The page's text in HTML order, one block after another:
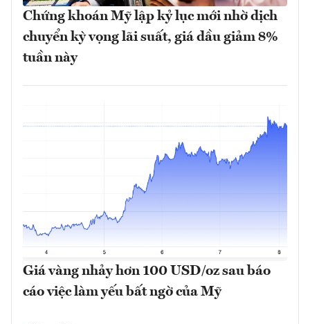
Chứng khoán Mỹ lập kỷ lục mới nhờ dịch
chuyển kỳ vọng lãi suất, giá dầu giảm 8%
tuần này
Giá vàng nhảy hơn 100 USD/oz sau báo
cáo việc làm yếu bất ngờ của Mỹ